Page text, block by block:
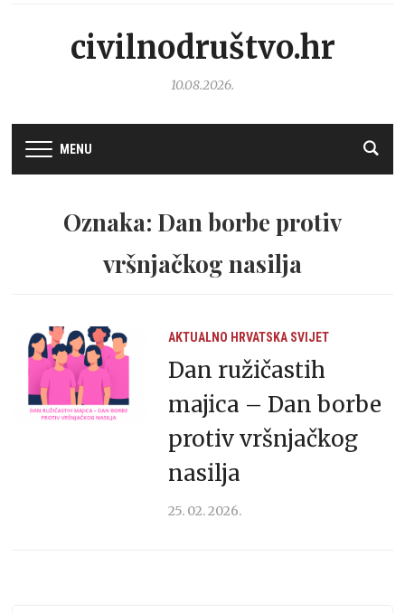
civilnodruštvo.hr
10.08.2026.
MENU
Oznaka: Dan borbe protiv
vršnjačkog nasilja
AKTUALNO HRVATSKA SVIJET
Dan ružičastih
majica – Dan borbe
protiv vršnjačkog
nasilja
25. 02. 2026.